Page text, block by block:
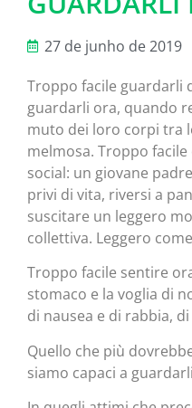
27 de junho de 2019
Troppo facile guardarli
guardarli ora, quando
muto dei loro corpi tra
melmosa. Troppo
social: un giovane
privi di vita, riversi a
suscitare un leggero
collettiva. Leggero
Troppo facile sentire
stomaco e la voglia di
di nausea e di rabbia,
Quello che più
siamo capaci a